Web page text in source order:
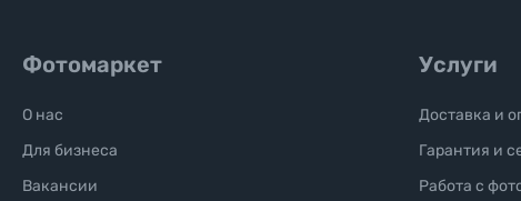
Фотомаркет
О нас
Для бизнеса
Вакансии
Услуги
Доставка и
Гарантия и
Работа с